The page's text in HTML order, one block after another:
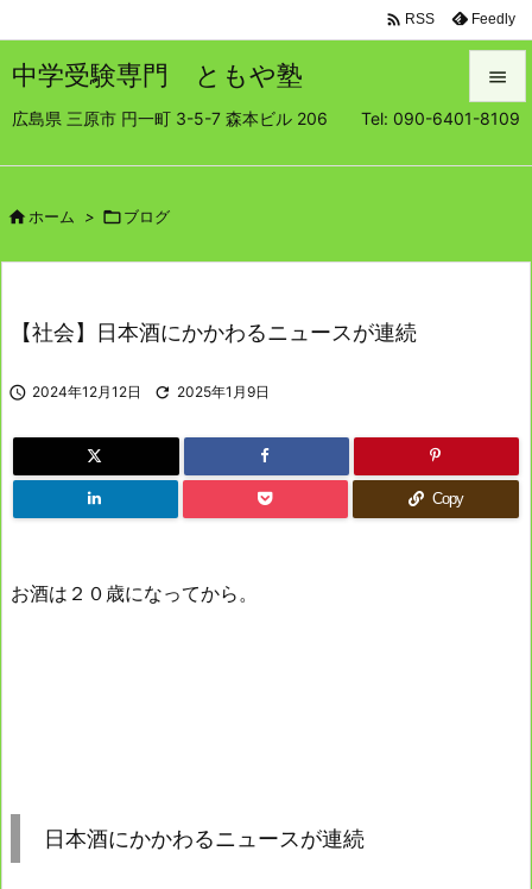
中学受験専門 ともや塾
広島県 三原市 円一町 3-5-7 森本ビル 206 Tel: 090-6401-8109


 RSS Feedly
 ホーム > ブログ
【社会】日本酒にかかわるニュースが連続
 2024年12月12日  2025年1月9日
Copy
お酒は２０歳になってから。
日本酒にかかわるニュースが連続